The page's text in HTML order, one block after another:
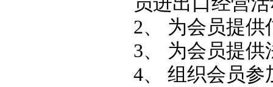
2、 为会员提
3、 为会员提
4、 组织会员